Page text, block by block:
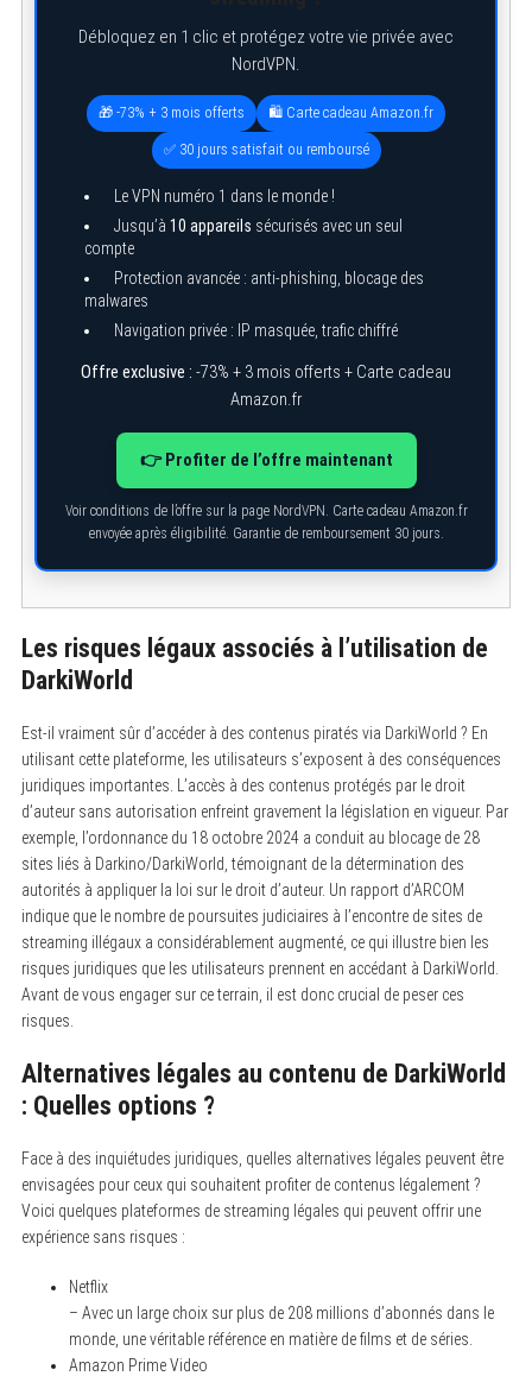
Débloquez en 1 clic et protégez votre vie privée avec
NordVPN.
🎁 -73% + 3 mois offerts 🛍️ Carte cadeau Amazon.fr
✅ 30 jours satisfait ou remboursé
Le VPN numéro 1 dans le monde !
Jusqu’à 10 appareils sécurisés avec un seul
compte
Protection avancée : anti-phishing, blocage des
malwares
Navigation privée : IP masquée, trafic chiffré
Offre exclusive : -73% + 3 mois offerts + Carte cadeau
Amazon.fr
👉 Profiter de l’offre maintenant
Voir conditions de l’offre sur la page NordVPN. Carte cadeau Amazon.fr
envoyée après éligibilité. Garantie de remboursement 30 jours.
Les risques légaux associés à l’utilisation de
DarkiWorld
Est-il vraiment sûr d’accéder à des contenus piratés via DarkiWorld ? En
utilisant cette plateforme, les utilisateurs s’exposent à des conséquences
juridiques importantes. L’accès à des contenus protégés par le droit
d’auteur sans autorisation enfreint gravement la législation en vigueur. Par
exemple, l’ordonnance du 18 octobre 2024 a conduit au blocage de 28
sites liés à Darkino/DarkiWorld, témoignant de la détermination des
autorités à appliquer la loi sur le droit d’auteur. Un rapport d’ARCOM
indique que le nombre de poursuites judiciaires à l’encontre de sites de
streaming illégaux a considérablement augmenté, ce qui illustre bien les
risques juridiques que les utilisateurs prennent en accédant à DarkiWorld.
Avant de vous engager sur ce terrain, il est donc crucial de peser ces
risques.
Alternatives légales au contenu de DarkiWorld
: Quelles options ?
Face à des inquiétudes juridiques, quelles alternatives légales peuvent être
envisagées pour ceux qui souhaitent profiter de contenus légalement ?
Voici quelques plateformes de streaming légales qui peuvent offrir une
expérience sans risques :
Netflix
– Avec un large choix sur plus de 208 millions d’abonnés dans le
monde, une véritable référence en matière de films et de séries.
Amazon Prime Video
a
r
c
f
r
: